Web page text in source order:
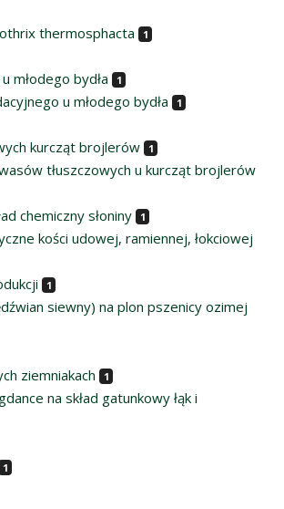
thermosphacta 1
młodego bydła 1
u młodego bydła 1
kurcząt brojlerów 1
tłuszczowych u kurcząt brojlerów
chemiczny słoniny 1
kości udowej, ramiennej, łokciowej
1
siewny) na plon pszenicy ozimej
ziemniakach 1
na skład gatunkowy łąk i
1